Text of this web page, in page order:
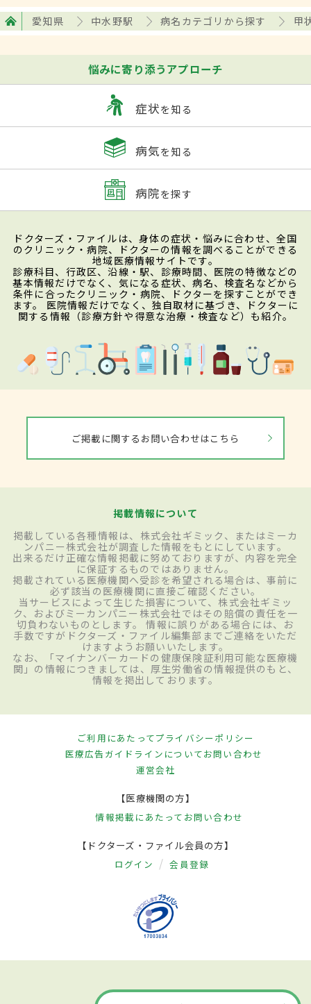
愛知県 中水野駅 病名カテゴリから探す 甲
悩みに寄り添うアプローチ
症状を知る
病気を知る
病院を探す
ドクターズ・ファイルは、身体の症状・悩みに合わせ、全国
のクリニック・病院、ドクターの情報を調べることができる
地域医療情報サイトです。
診療科目、行政区、沿線・駅、診療時間、医院の特徴などの
基本情報だけでなく、気になる症状、病名、検査名などから
条件に合ったクリニック・病院、ドクターを探すことができ
ます。 医院情報だけでなく、独自取材に基づき、ドクターに
関する情報（診療方針や得意な治療・検査など）も紹介。
ご掲載に関するお問い合わせはこちら
掲載情報について
掲載している各種情報は、株式会社ギミック、またはミーカ
ンパニー株式会社が調査した情報をもとにしています。
出来るだけ正確な情報掲載に努めておりますが、内容を完全
に保証するものではありません。
掲載されている医療機関へ受診を希望される場合は、事前に
必ず該当の医療機関に直接ご確認ください。
当サービスによって生じた損害について、株式会社ギミッ
ク、およびミーカンパニー株式会社ではその賠償の責任を一
切負わないものとします。 情報に誤りがある場合には、お
手数ですがドクターズ・ファイル編集部までご連絡をいただ
けますようお願いいたします。
なお、「マイナンバーカードの健康保険証利用可能な医療機
関」の情報につきましては、厚生労働省の情報提供のもと、
情報を掲出しております。
ご利用にあたってプライバシーポリシー
医療広告ガイドラインについてお問い合わせ
運営会社
【医療機関の方】
情報掲載にあたって お問い合わせ
【ドクターズ・ファイル会員の方】
ログイン 会員登録